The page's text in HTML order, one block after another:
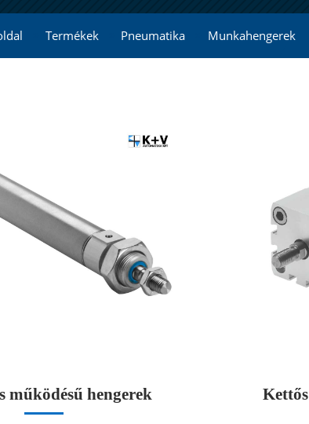
Termékek Pneumatika Munkahengerek
működésű hengerek